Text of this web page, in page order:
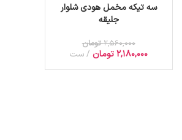
سه تیکه مخمل هودی شلوار
جلیقه
2,560,000 تومان
2,180,000 تومان ست